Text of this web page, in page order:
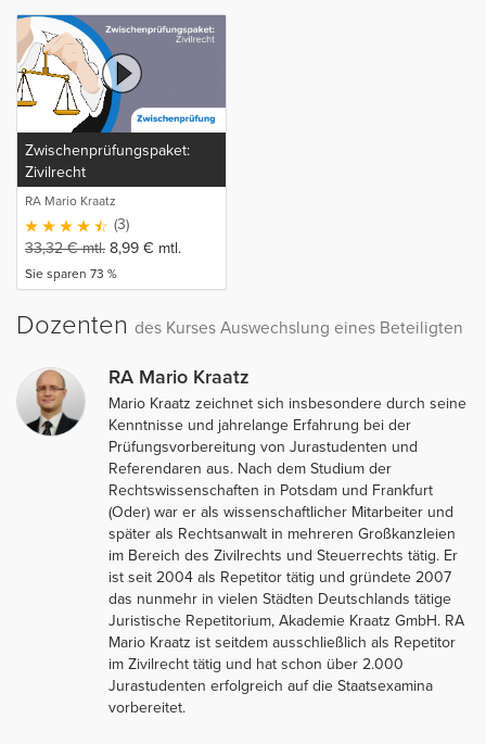
Zwischenprüfungspaket:
Zivilrecht
RA Mario Kraatz
(3)
33,32€mtl. 8,99 € mtl.
Sie sparen 73 %
Dozenten des Kurses Auswechslung eines Beteiligten
RA Mario Kraatz
Mario Kraatz zeichnet sich insbesondere durch seine
Kenntnisse und jahrelange Erfahrung bei der
Prüfungsvorbereitung von Jurastudenten und
Referendaren aus. Nach dem Studium der
Rechtswissenschaften in Potsdam und Frankfurt
(Oder) war er als wissenschaftlicher Mitarbeiter und
später als Rechtsanwalt in mehreren Großkanzleien
im Bereich des Zivilrechts und Steuerrechts tätig. Er
ist seit 2004 als Repetitor tätig und gründete 2007
das nunmehr in vielen Städten Deutschlands tätige
Juristische Repetitorium, Akademie Kraatz GmbH. RA
Mario Kraatz ist seitdem ausschließlich als Repetitor
im Zivilrecht tätig und hat schon über 2.000
Jurastudenten erfolgreich auf die Staatsexamina
vorbereitet.